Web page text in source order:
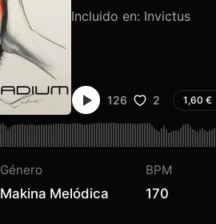
Incluido en: Invictus
126 2 1,60 €
Género
Makina Melódica
BPM
170